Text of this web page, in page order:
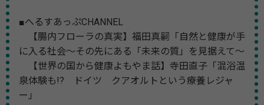
■へるすあっぷCHANNEL
【腸内フローラの真実】福田真嗣「自然と健康が手
に入る社会～その先にある「未来の質」を見据えて～
【世界の国から健康よもやま話】寺田直子「混浴温
泉体験も!? ドイツ クアオルトという療養レジャ
ー」